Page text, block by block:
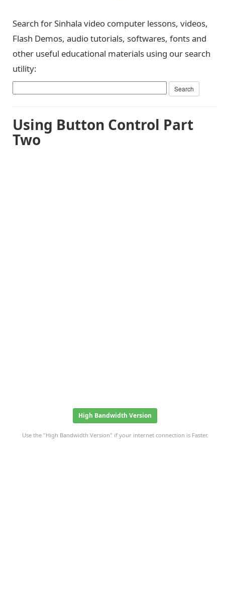
Search for Sinhala video computer lessons, videos,
Flash Demos, audio tutorials, softwares, fonts and
other useful educational materials using our search
utility:
Using Button Control Part
Two
High Bandwidth Version
Use the "High Bandwidth Version" if your internet connection is Faster.